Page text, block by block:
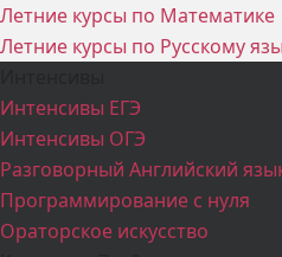
Летние курсы по Математике
Летние курсы по Русскому
Интенсивы ЕГЭ
Интенсивы ОГЭ
Разговорный Английский
Программирование с нуля
Ораторское искусство